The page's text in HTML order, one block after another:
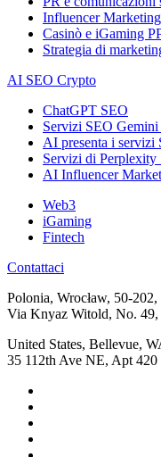
Influencer
Casinò e iGaming
Strategia di
AI SEO Crypto
ChatGPT SEO
Servizi SEO
AI presenta i servizi
Servizi di
AI Influencer
Web3
iGaming
Fintech
Contattaci
Polonia, Wrocław, 50-202,
Via Knyaz Witold, No.
United States, Bellevue,
35 112th Ave NE, Apt 420